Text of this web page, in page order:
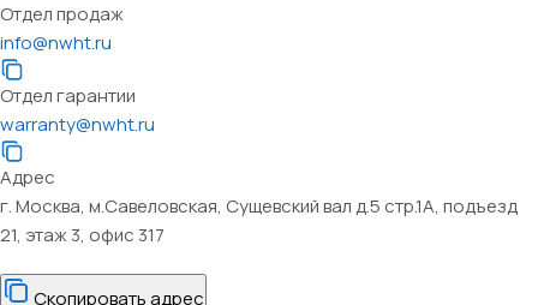
Отдел продаж
info@nwht.ru
Отдел гарантии
warranty@nwht.ru
Адрес
г. Москва, м.Савеловская, Сущевский вал д.5 стр.1А, подъезд
21, этаж 3, офис 317
Скопировать адрес